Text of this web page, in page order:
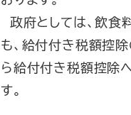
政府としては、飲食
も、給付付き税額控
ら給付付き税額控除
す。